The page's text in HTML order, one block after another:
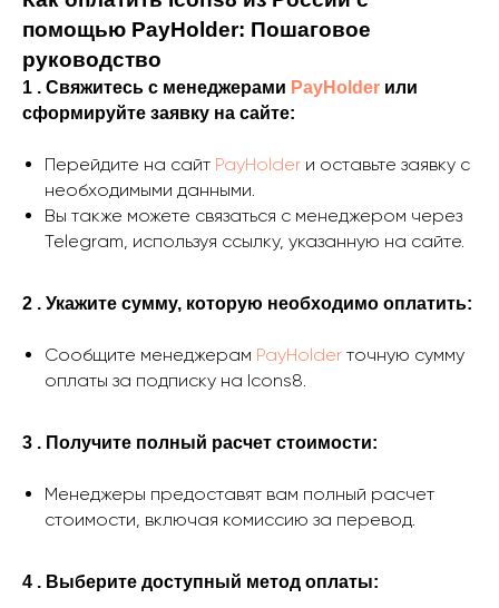
помощью PayHolder: Пошаговое
руководство
1 . Свяжитесь с менеджерами PayHolder или
сформируйте заявку на сайте:
Перейдите на сайт PayHolder и оставьте заявку с
необходимыми данными.
Вы также можете связаться с менеджером через
Telegram, используя ссылку, указанную на сайте.
2 . Укажите сумму, которую необходимо оплатить:
Сообщите менеджерам PayHolder точную сумму
оплаты за подписку на Icons8.
3 . Получите полный расчет стоимости:
Менеджеры предоставят вам полный расчет
стоимости, включая комиссию за перевод.
4 . Выберите доступный метод оплаты: